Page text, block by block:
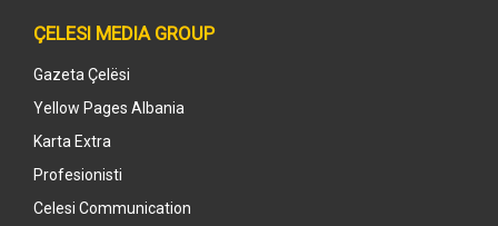
ÇELESI MEDIA GROUP
Gazeta Çelësi
Yellow Pages Albania
Karta Extra
Profesionisti
Celesi Communication